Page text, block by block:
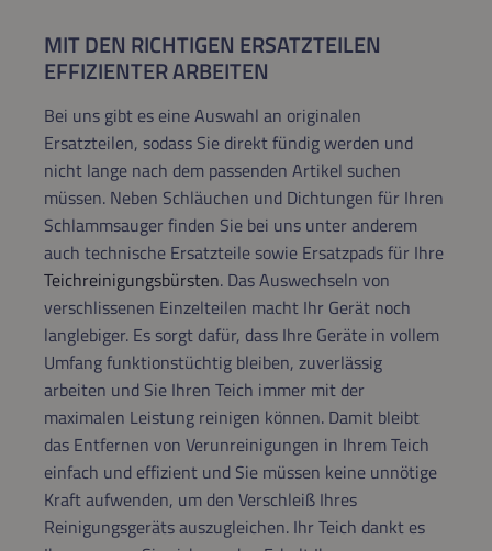
MIT DEN RICHTIGEN ERSATZTEILEN
EFFIZIENTER ARBEITEN
Bei uns gibt es eine Auswahl an originalen
Ersatzteilen, sodass Sie direkt fündig werden und
nicht lange nach dem passenden Artikel suchen
müssen. Neben Schläuchen und Dichtungen für Ihren
Schlammsauger finden Sie bei uns unter anderem
auch technische Ersatzteile sowie Ersatzpads für Ihre
Teichreinigungsbürsten. Das Auswechseln von
verschlissenen Einzelteilen macht Ihr Gerät noch
langlebiger. Es sorgt dafür, dass Ihre Geräte in vollem
Umfang funktionstüchtig bleiben, zuverlässig
arbeiten und Sie Ihren Teich immer mit der
maximalen Leistung reinigen können. Damit bleibt
das Entfernen von Verunreinigungen in Ihrem Teich
einfach und effizient und Sie müssen keine unnötige
Kraft aufwenden, um den Verschleiß Ihres
Reinigungsgeräts auszugleichen. Ihr Teich dankt es